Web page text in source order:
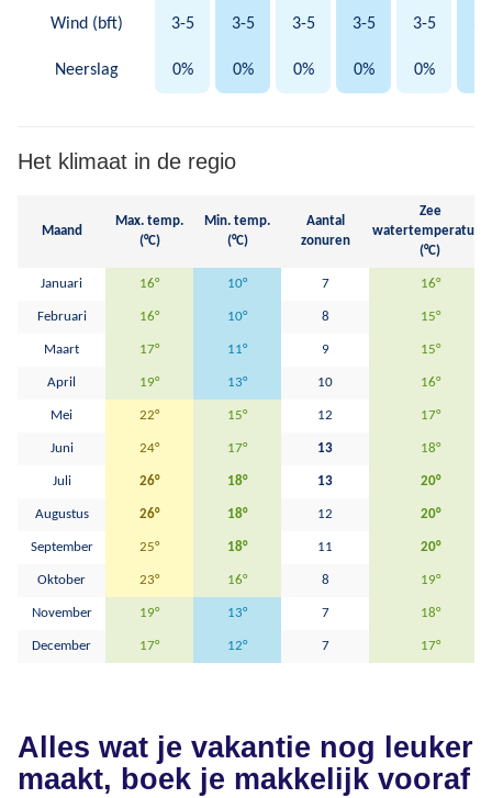
Wind (bft) 3-5 3-5 3-5 3-5 3-5
Neerslag 0% 0% 0% 0% 0%
Het klimaat in de regio
Maand
Max. temp.
(°C)
Min. temp.
(°C)
Aantal
zonuren
Zee
watertemperatuur
(°C)
Januari 16° 10° 7 16°
Februari 16° 10° 8 15°
Maart 17° 11° 9 15°
April 19° 13° 10 16°
Mei 22° 15° 12 17°
Juni 24° 17° 13 18°
Juli 26° 18° 13 20°
Augustus 26° 18° 12 20°
September 25° 18° 11 20°
Oktober 23° 16° 8 19°
November 19° 13° 7 18°
December 17° 12° 7 17°
Alles wat je vakantie nog leuker
maakt, boek je makkelijk vooraf